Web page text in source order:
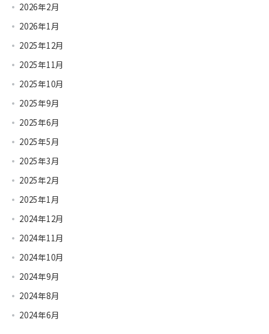
2026年2月
2026年1月
2025年12月
2025年11月
2025年10月
2025年9月
2025年6月
2025年5月
2025年3月
2025年2月
2025年1月
2024年12月
2024年11月
2024年10月
2024年9月
2024年8月
2024年6月